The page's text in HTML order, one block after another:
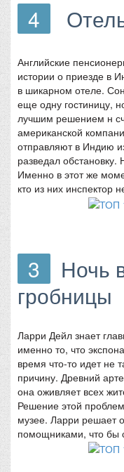
4
Английские
истории о приезде в
в шикарном отеле.
еще одну гостиницу,
лучшим решением н
американской
отправляют в Индию
разведал обстановку.
Именно в этот же
кто из них инспектор
3
Ночь
гробницы
Ларри Дейл знает
именно то, что
время что-то идет не
причину. Древний
она оживляет всех
Решение этой
музее. Ларри решает
помощниками, что бы